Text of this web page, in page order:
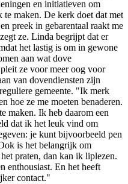
en initiatieven om
te maken. De kerk doet dat met
preek in gebarentaal raakt me
ze. Linda begrijpt dat er
het lastig is om in gewone
aan wat dove
ze voor meer oog voor
van dovendiensten zijn
gemeente. "Ik merk
hoe ze me moeten benaderen.
maken. Ik heb daarom een
dat ik het leuk vind om
je kunt bijvoorbeeld pen
is het belangrijk om
praten, dan kan ik liplezen.
enthousiast. En het heeft
contact."